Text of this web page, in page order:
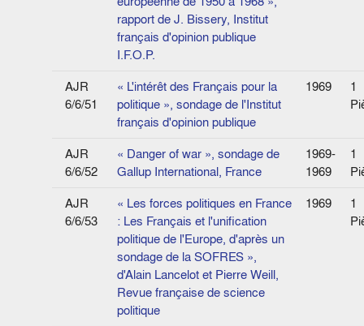
rapport de J. Bissery, Institut
français d'opinion publique
I.F.O.P.
AJR
6/6/51
« L'intérêt des Français pour la
politique », sondage de l'Institut
français d'opinion publique
1969
1
AJR
6/6/52
« Danger of war », sondage de
Gallup International, France
1969-
1969
1
AJR
6/6/53
« Les forces politiques en France
: Les Français et l'unification
politique de l'Europe, d'après un
sondage de la SOFRES »,
d'Alain Lancelot et Pierre Weill,
Revue française de science
politique
1969
1